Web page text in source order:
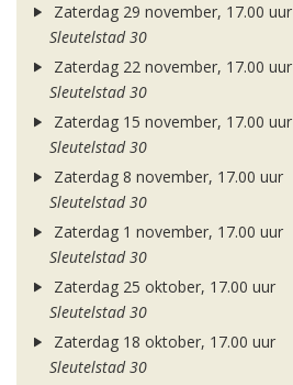
Zaterdag 29 november, 17.00 uur
Sleutelstad 30
Zaterdag 22 november, 17.00 uur
Sleutelstad 30
Zaterdag 15 november, 17.00 uur
Sleutelstad 30
Zaterdag 8 november, 17.00 uur
Sleutelstad 30
Zaterdag 1 november, 17.00 uur
Sleutelstad 30
Zaterdag 25 oktober, 17.00 uur
Sleutelstad 30
Zaterdag 18 oktober, 17.00 uur
Sleutelstad 30